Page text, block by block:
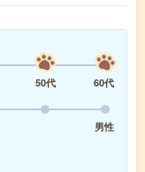
50代
60代
男性